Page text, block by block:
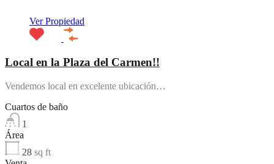
Ver Propiedad
Local en la Plaza del Carmen!!
Vendemos local en excelente ubicación…
Cuartos de baño
1
Área
28 sq ft